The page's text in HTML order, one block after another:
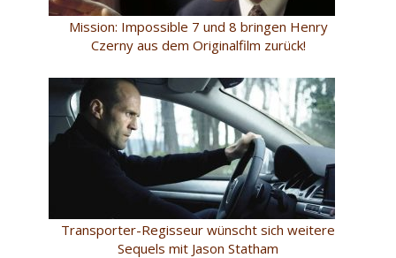
Mission: Impossible 7 und 8 bringen Henry
Czerny aus dem Originalfilm zurück!
Transporter-Regisseur wünscht sich weitere
Sequels mit Jason Statham